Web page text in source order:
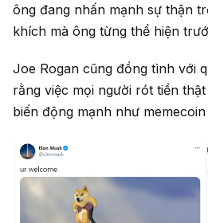
ông đang nhấn mạnh sự thận
khích mà ông từng thể hiện
Joe Rogan cũng đồng tình với
rằng việc mọi người rót tiền
biến động mạnh như